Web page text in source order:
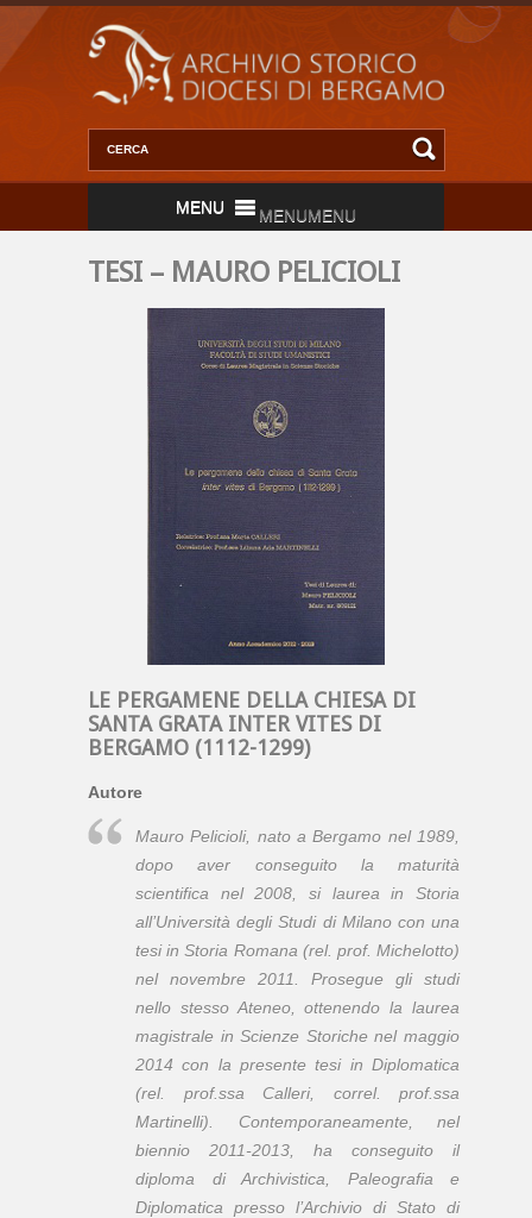
MENUMENU
TESI – MAURO PELICIOLI
LE PERGAMENE DELLA CHIESA DI
SANTA GRATA INTER VITES DI
BERGAMO (1112-1299)
Autore
Mauro Pelicioli, nato a Bergamo nel 1989,
dopo aver conseguito la maturità
scientifica nel 2008, si laurea in Storia
all’Università degli Studi di Milano con una
tesi in Storia Romana (rel. prof. Michelotto)
nel novembre 2011. Prosegue gli studi
nello stesso Ateneo, ottenendo la laurea
magistrale in Scienze Storiche nel maggio
2014 con la presente tesi in Diplomatica
(rel. prof.ssa Calleri, correl. prof.ssa
Martinelli). Contemporaneamente, nel
biennio 2011-2013, ha conseguito il
diploma di Archivistica, Paleografia e
Diplomatica presso l’Archivio di Stato di